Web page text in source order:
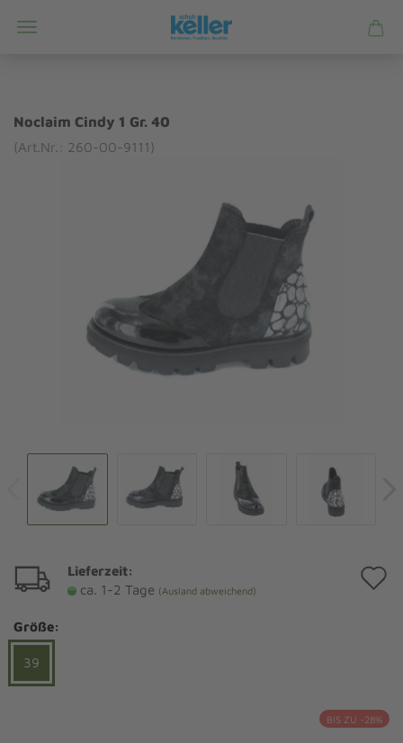
Noclaim Cindy 1 Gr. 40
(Art.Nr.: 260-00-9111)
Lieferzeit:
ca. 1-2 Tage (Ausland abweichend)
Größe:
39
BIS ZU -28%